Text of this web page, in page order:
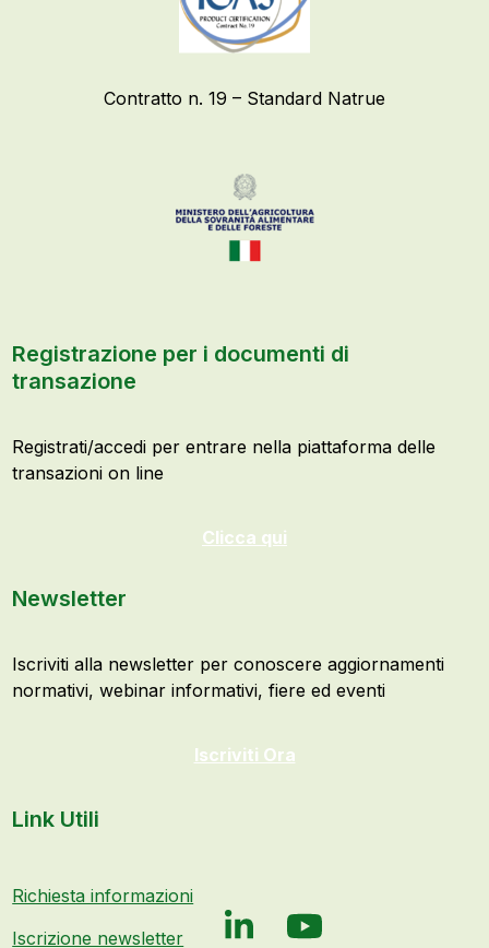
Contratto n. 19 – Standard Natrue
Registrazione per i documenti di
transazione
Registrati/accedi per entrare nella piattaforma delle
transazioni on line
Clicca qui
Newsletter
Iscriviti alla newsletter per conoscere aggiornamenti
normativi, webinar informativi, fiere ed eventi
Iscriviti Ora
Link Utili
Richiesta informazioni
Iscrizione newsletter